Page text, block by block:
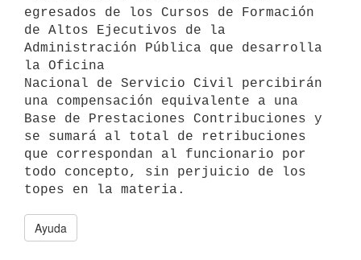
egresados de los Cursos de Formación
de Altos Ejecutivos de la
Administración Pública que desarrolla
la Oficina
Nacional de Servicio Civil percibirán
una compensación equivalente a una
Base de Prestaciones Contribuciones y
se sumará al total de retribuciones
que correspondan al funcionario por
todo concepto, sin perjuicio de los
Ayuda